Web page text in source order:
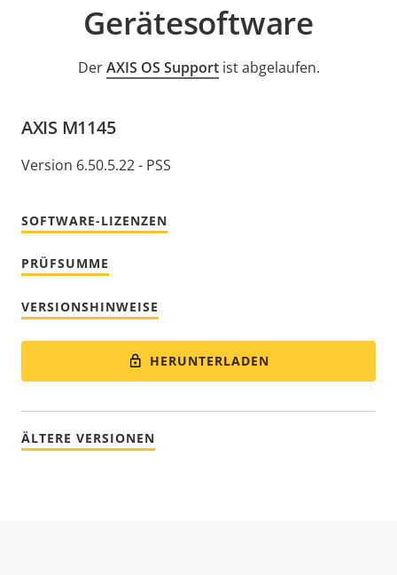
Gerätesoftware
DerAXIS OS Supportist abgelaufen.
AXIS M1145
Version 6.50.5.22 - PSS
SOFTWARE-LIZENZEN
PRÜFSUMME
VERSIONSHINWEISE
HERUNTERLADEN
ÄLTERE VERSIONEN